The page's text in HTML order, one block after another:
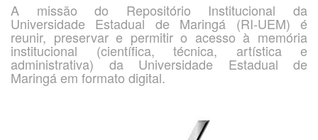
A missão do Repositório Institucional da
Universidade Estadual de Maringá (RI-UEM) é
reunir, preservar e permitir o acesso à memória
institucional (científica, técnica, artística e
administrativa) da Universidade Estadual de
Maringá em formato digital.